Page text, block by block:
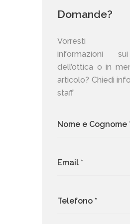
Domande?
Vorresti
informazioni
dell’ottica o in
articolo? Chiedi
staff